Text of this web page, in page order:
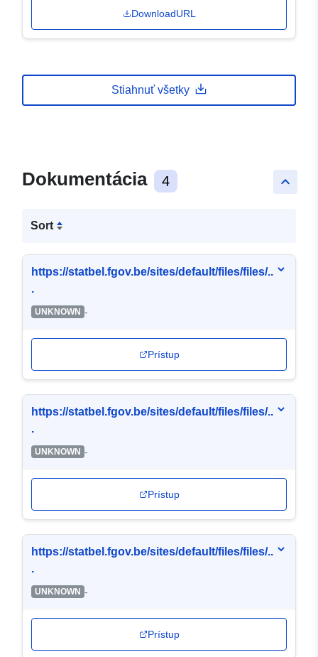
DownloadURL
Stiahnuť všetky
keyboard_arrow_up
Dokumentácia 4
Sort
https://statbel.fgov.be/sites/default/files/files/..
.
UNKNOWN -
Prístup
https://statbel.fgov.be/sites/default/files/files/..
.
UNKNOWN -
Prístup
https://statbel.fgov.be/sites/default/files/files/..
.
UNKNOWN -
Prístup